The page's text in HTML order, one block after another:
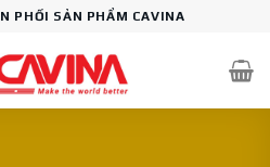
PHỐI SẢN PHẨM CAVINA